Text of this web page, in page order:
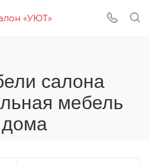
салона
мебель